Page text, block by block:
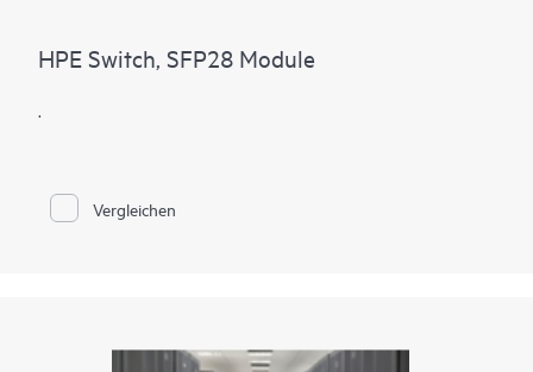
HPE Switch, SFP28 Module
.
Vergleichen